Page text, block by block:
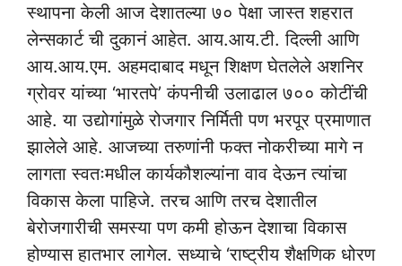
स्थापना केली आज देशातल्या ७० पेक्षा जास्त शहरात
लेन्सकार्ट ची दुकानं आहेत. आय.आय.टी. दिल्ली आणि
आय.आय.एम. अहमदाबाद मधून शिक्षण घेतलेले अशनिर
ग्रोवर यांच्या ‘भारतपे’ कंपनीची उलाढाल ७०० कोटींची
आहे. या उद्योगांमुळे रोजगार निर्मिती पण भरपूर प्रमाणात
झालेले आहे. आजच्या तरुणांनी फक्त नोकरीच्या मागे न
लागता स्वतःमधील कार्यकौशल्यांना वाव देऊन त्यांचा
विकास केला पाहिजे. तरच आणि तरच देशातील
बेरोजगारीची समस्या पण कमी होऊन देशाचा विकास
होण्यास हातभार लागेल. सध्याचे ‘राष्ट्रीय शैक्षणिक धोरण